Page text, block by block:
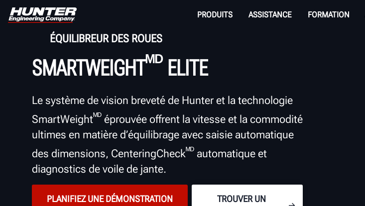
PRODUITS ASSISTANCE FORMATION
ÉQUILIBREUR DES ROUES
SMARTWEIGHTᴹᴰ ELITE
Le système de vision breveté de Hunter et la technologie
SmartWeightᴹᴰ éprouvée offrent la vitesse et la commodité
ultimes en matière d’équilibrage avec saisie automatique
des dimensions, CenteringCheckᴹᴰ automatique et
diagnostics de voile de jante.
PLANIFIEZ UNE DÉMONSTRATION
TROUVER UN